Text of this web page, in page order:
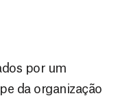
por um
da organização